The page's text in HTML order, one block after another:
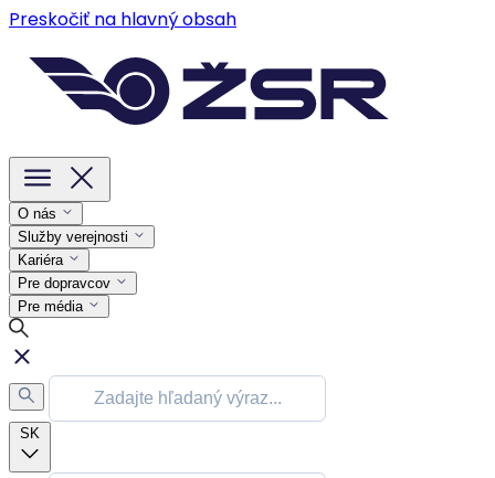
Preskočiť na hlavný obsah
O nás
Služby verejnosti
Kariéra
Pre dopravcov
Pre média
SK